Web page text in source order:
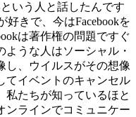
いう人と話したんです
好きで、今はFacebookを
は著作権の問題ですぐ
うな人はソーシャル・
し、ウイルスがその想像
てイベントのキャンセル
私たちが知っているほと
ンラインでコミュニケー